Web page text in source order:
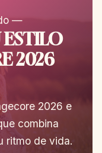
—
ESTILO
2026
2026 e
combina
ritmo de vida.